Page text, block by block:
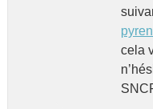
cela